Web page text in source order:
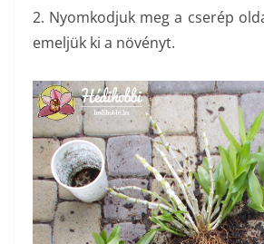
2. Nyomkodjuk meg a cserép
emeljük ki a növényt.